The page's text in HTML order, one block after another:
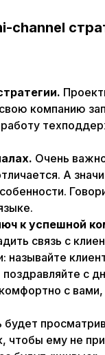
channel
компанию
Очень
А
к успешной
связь с
с
с
будет
чтобы ему не